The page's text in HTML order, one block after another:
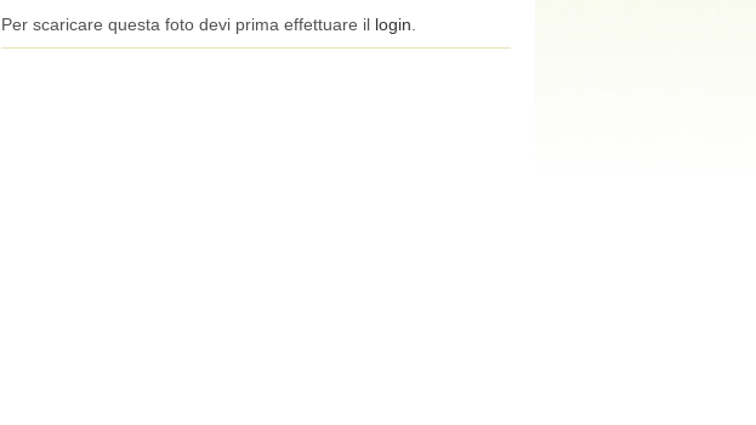
Per scaricare questa foto devi prima effettuare il login